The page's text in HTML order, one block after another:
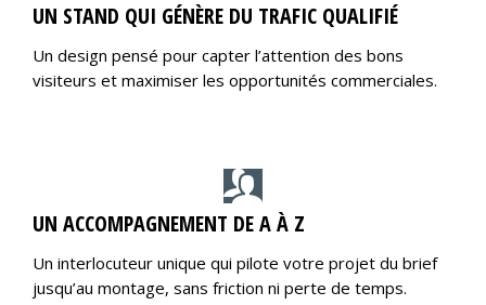
UN STAND QUI GÉNÈRE DU TRAFIC QUALIFIÉ
Un design pensé pour capter l’attention des bons
visiteurs et maximiser les opportunités commerciales.
UN ACCOMPAGNEMENT DE A À Z
Un interlocuteur unique qui pilote votre projet du brief
jusqu’au montage, sans friction ni perte de temps.